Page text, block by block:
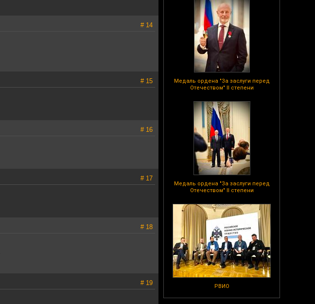
Медаль ордена "За заслуги перед
Отечеством" II степени
Медаль ордена "За заслуги перед
Отечеством" II степени
РВИО
# 14
# 15
# 16
# 17
# 18
# 19